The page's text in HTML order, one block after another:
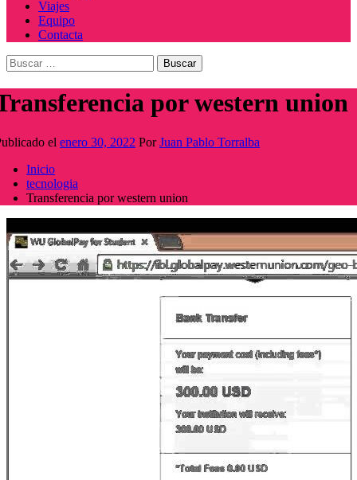
Viajes
Equipo
Contacta
Buscar:
por western union
el enero 30, 2022 PorJuan Pablo Torralba
Inicio
tecnologia
Transferencia por western union